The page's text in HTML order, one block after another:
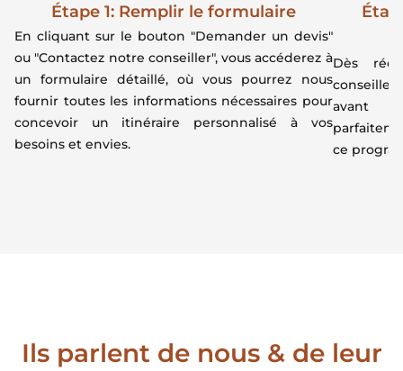
Étape 1: Remplir le formulaire
En cliquant sur le bouton "Demander un devis"
ou "Contactez notre conseiller", vous accéderez à
un formulaire détaillé, où vous pourrez nous
fournir toutes les informations nécessaires pour
concevoir un itinéraire personnalisé à vos
besoins et envies.
Dès
conseiller
avant
ce
Ils parlent de nous & de leur